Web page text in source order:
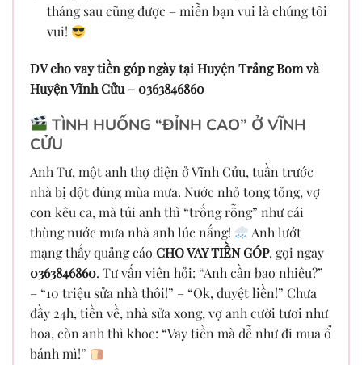
tháng sau cũng được – miễn bạn vui là chúng tôi
vui!
DV cho vay tiền góp ngày tại Huyện Trảng Bom và
Huyện Vĩnh Cửu – 0363846860
TÌNH HUỐNG “ĐỈNH CAO” Ở VĨNH
CỬU
Anh Tư, một anh thợ điện ở Vĩnh Cửu, tuần trước
nhà bị dột đúng mùa mưa. Nước nhỏ tong tỏng, vợ
con kêu ca, mà túi anh thì “trống rỗng” như cái
thùng nước mưa nhà anh lúc nắng!
Anh lướt
mạng thấy quảng cáo CHO VAY TIỀN GÓP, gọi ngay
0363846860. Tư vấn viên hỏi: “Anh cần bao nhiêu?”
– “10 triệu sửa nhà thôi!” – “Ok, duyệt liền!” Chưa
đầy 24h, tiền về, nhà sửa xong, vợ anh cười tươi như
hoa, còn anh thì khoe: “Vay tiền mà dễ như đi mua ổ
bánh mì!”